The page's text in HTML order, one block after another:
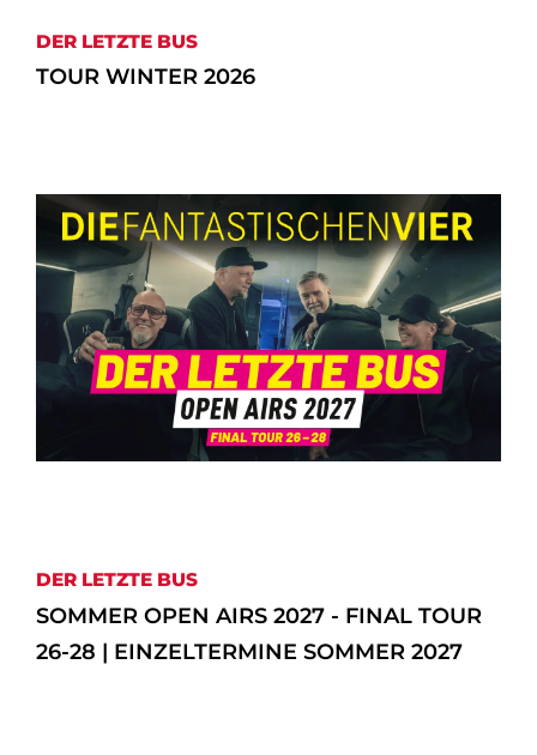
DER LETZTE BUS
TOUR WINTER 2026
DER LETZTE BUS
SOMMER OPEN AIRS 2027 - FINAL TOUR
26-28 | EINZELTERMINE SOMMER 2027